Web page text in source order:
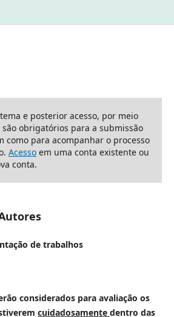
e posterior acesso, por meio
obrigatórios para a submissão
como para acompanhar o processo
Acessoem uma conta existente ou
conta.
de trabalhos
considerados para avaliação os
cuidadosamente dentro das